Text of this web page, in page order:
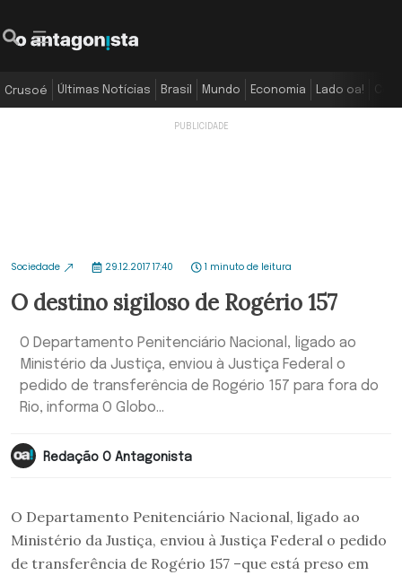
Crusoé Últimas Notícias Brasil Mundo Economia Lado oa!
Sociedade 29.12.2017 17:40 1 minuto de leitura
O destino sigiloso de Rogério 157
O Departamento Penitenciário Nacional, ligado ao
Ministério da Justiça, enviou à Justiça Federal o
pedido de transferência de Rogério 157 para fora do
Rio, informa O Globo...
Redação O Antagonista
O Departamento Penitenciário Nacional, ligado ao
Ministério da Justiça, enviou à Justiça Federal o pedido
de transferência de Rogério 157 –que está preso em